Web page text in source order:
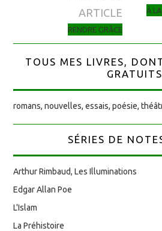
Navigation des
ARTICLE
RENDRE GRÂCE
À
TOUS MES LIVRES,
GRATUITS
romans, nouvelles, essais, poésie,
SÉRIES DE
Arthur Rimbaud, Les Illuminations
Edgar Allan Poe
L'Islam
La Préhistoire